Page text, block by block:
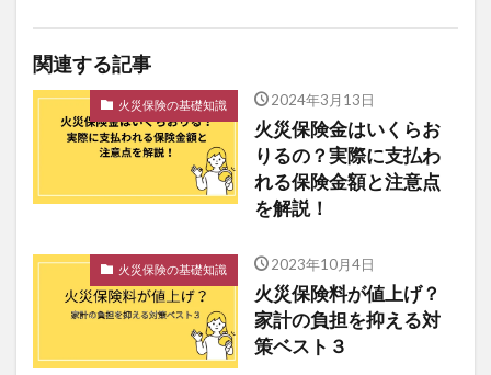
関連する記事
火災保険の基礎知識 2024年3月13日
火災保険金はいくらお
りるの？実際に支払わ
れる保険金額と注意点
を解説！
火災保険の基礎知識 2023年10月4日
火災保険料が値上げ？
家計の負担を抑える対
策ベスト３